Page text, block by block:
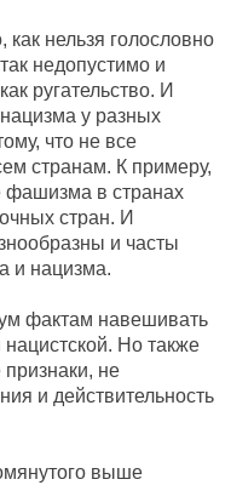
нельзя голословно
недопустимо и
ругательство. И
у разных
что не все
странам. К примеру,
фашизма в странах
стран. И
и часты
и нацизма.
фактам навешивать
Но также
признаки, не
и действительность
выше